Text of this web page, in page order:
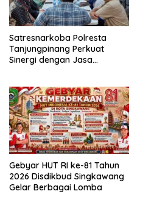
Satresnarkoba Polresta
Tanjungpinang Perkuat
Sinergi dengan Jasa
Gebyar HUT RI ke-81 Tahun
2026 Disdikbud Singkawang
Gelar Berbagai Lomba